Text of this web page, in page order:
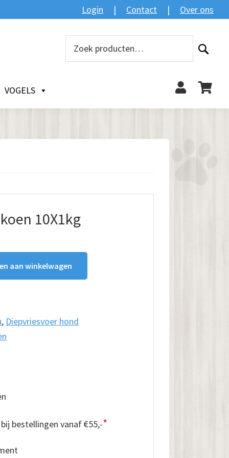
Login Contact Over ons
VOGELS
Zoeken
10X1kg
aan winkelwagen
, Diepvriesvoer hond
bestellingen vanaf €55,-*